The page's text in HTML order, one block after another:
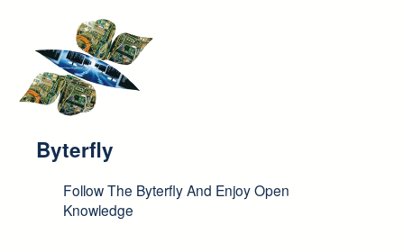
Byterfly
Follow The Byterfly And Enjoy Open
Knowledge